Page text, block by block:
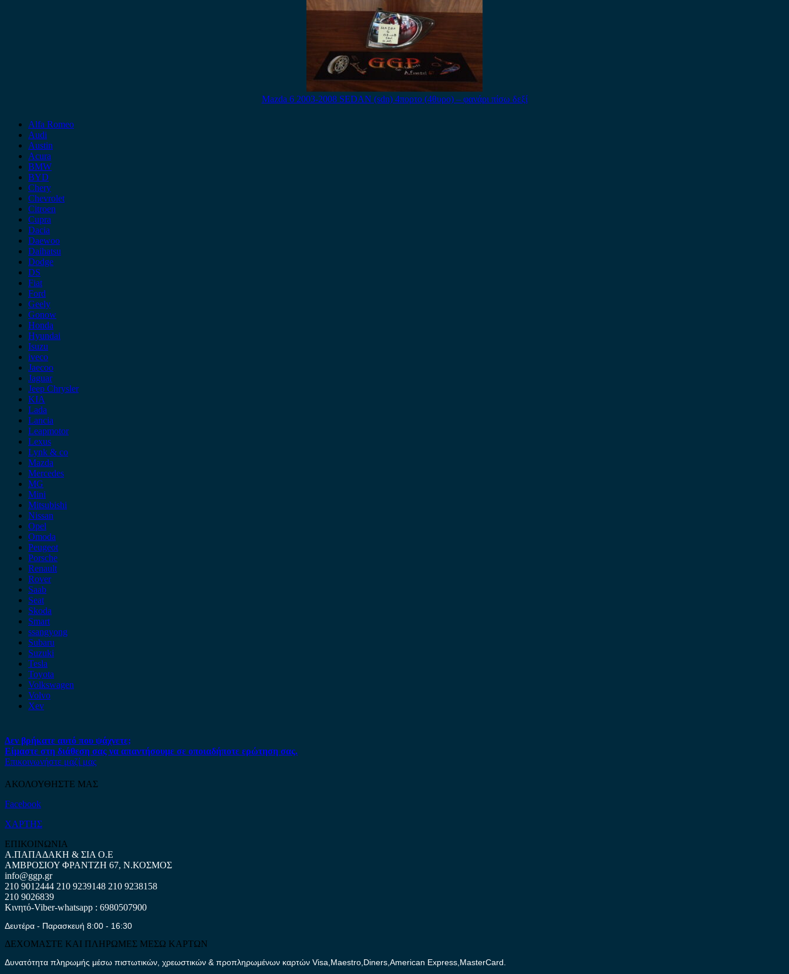
Mazda 6 2003-2008 SEDAN (sdn) 4πορτο (4θυρο) – φανάρι πίσω δεξί
Alfa Romeo
Audi
Austin
Acura
BMW
BYD
Chery
Chevrolet
Citroen
Cupra
Dacia
Daewoo
Daihatsu
Dodge
DS
Fiat
Ford
Geely
Gonow
Honda
Hyundai
Isuzu
iveco
Jaecoo
Jaguar
Jeep Chrysler
KIA
Lada
Lancia
Leapmotor
Lexus
Lynk & co
Mazda
Mercedes
MG
Mini
Mitsubishi
Nissan
Opel
Omoda
Peugeot
Porsche
Renault
Rover
Saab
Seat
Skoda
Smart
ssangyong
Subaru
Suzuki
Tesla
Toyota
Volkswagen
Volvo
Xev
Δεν βρήκατε αυτό που ψάχνετε;
Είμαστε στη διάθεση σας να απαντήσουμε σε οποιαδήποτε ερώτηση σας.
Επικοινωνήστε μαζί μας
ΑΚΟΛΟΥΘΗΣΤΕ ΜΑΣ
Facebook
ΧΑΡΤΗΣ
ΕΠΙΚΟΙΝΩΝΙΑ
Α.ΠΑΠΑΔΑΚΗ & ΣΙΑ Ο.Ε
ΑΜΒΡΟΣΙΟΥ ΦΡΑΝΤΖΗ 67, Ν.ΚΟΣΜΟΣ
info@ggp.gr
210 9012444 210 9239148 210 9238158
210 9026839
Κινητό-Viber-whatsapp : 6980507900
Δευτέρα - Παρασκευή 8:00 - 16:30
ΔΕΧΟΜΑΣΤΕ ΚΑΙ ΠΛΗΡΩΜΕΣ ΜΕΣΩ ΚΑΡΤΩΝ
Δυνατότητα πληρωμής μέσω πιστωτικών, χρεωστικών & προπληρωμένων καρτών Visa,Maestro,Diners,American Express,MasterCard.